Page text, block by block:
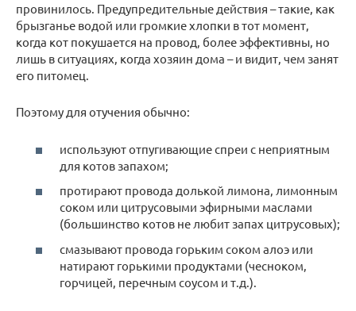
провинилось. Предупредительные действия – такие, как
брызганье водой или громкие хлопки в тот момент,
когда кот покушается на провод, более эффективны, но
лишь в ситуациях, когда хозяин дома – и видит, чем занят
его питомец.
Поэтому для отучения обычно:
используют отпугивающие спреи с неприятным
для котов запахом;
протирают провода долькой лимона, лимонным
соком или цитрусовыми эфирными маслами
(большинство котов не любит запах цитрусовых);
смазывают провода горьким соком алоэ или
натирают горькими продуктами (чесноком,
горчицей, перечным соусом и т.д.).